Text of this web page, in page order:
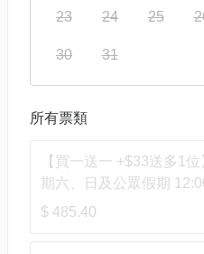
23 24 25
30 31
所有票類
【買一送一 +$33送多1
期六、日及公眾假期
$ 485.40